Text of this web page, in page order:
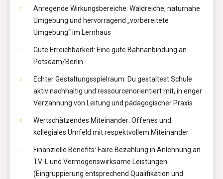
Anregende Wirkungsbereiche: Waldreiche, naturnahe
Umgebung und hervorragend „vorbereitete
Umgebung“ im Lernhaus
Gute Erreichbarkeit: Eine gute Bahnanbindung an
Potsdam/Berlin
Echter Gestaltungsspielraum: Du gestaltest Schule
aktiv nachhaltig und ressourcenorientiert mit, in enger
Verzahnung von Leitung und pädagogischer Praxis
Wertschätzendes Miteinander: Offenes und
kollegiales Umfeld mit respektvollem Miteinander
Finanzielle Benefits: Faire Bezahlung in Anlehnung an
TV-L und Vermögenswirksame Leistungen
(Eingruppierung entsprechend Qualifikation und